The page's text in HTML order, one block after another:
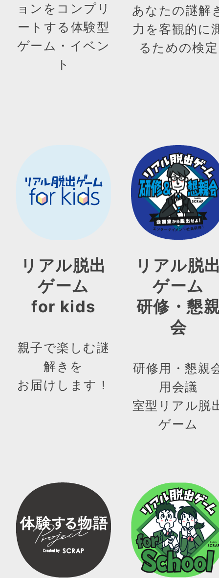
ョンをコンプリ
ートする体験型
ゲーム・イベン
ト
あなたの謎解
力を客観的に
るための検定
リアル脱出
ゲーム
for kids
親子で楽しむ謎
解きを
お届けします！
リアル脱
ゲーム
研修・懇
会
研修用・懇親
用会議
室型リアル脱
ゲーム